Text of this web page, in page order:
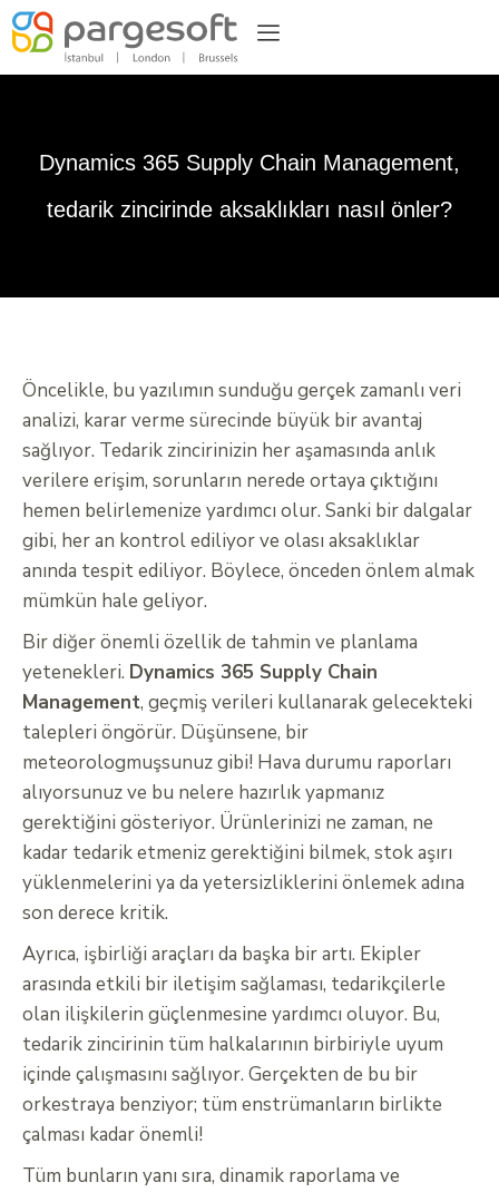
Dynamics 365 Supply Chain Management,
tedarik zincirinde aksaklıkları nasıl önler?
Öncelikle, bu yazılımın sunduğu gerçek zamanlı veri
analizi, karar verme sürecinde büyük bir avantaj
sağlıyor. Tedarik zincirinizin her aşamasında anlık
verilere erişim, sorunların nerede ortaya çıktığını
hemen belirlemenize yardımcı olur. Sanki bir dalgalar
gibi, her an kontrol ediliyor ve olası aksaklıklar
anında tespit ediliyor. Böylece, önceden önlem almak
mümkün hale geliyor.
Bir diğer önemli özellik de tahmin ve planlama
yetenekleri. Dynamics 365 Supply Chain
Management, geçmiş verileri kullanarak gelecekteki
talepleri öngörür. Düşünsene, bir
meteorologmuşsunuz gibi! Hava durumu raporları
alıyorsunuz ve bu nelere hazırlık yapmanız
gerektiğini gösteriyor. Ürünlerinizi ne zaman, ne
kadar tedarik etmeniz gerektiğini bilmek, stok aşırı
yüklenmelerini ya da yetersizliklerini önlemek adına
son derece kritik.
Ayrıca, işbirliği araçları da başka bir artı. Ekipler
arasında etkili bir iletişim sağlaması, tedarikçilerle
olan ilişkilerin güçlenmesine yardımcı oluyor. Bu,
tedarik zincirinin tüm halkalarının birbiriyle uyum
içinde çalışmasını sağlıyor. Gerçekten de bu bir
orkestraya benziyor; tüm enstrümanların birlikte
çalması kadar önemli!
Tüm bunların yanı sıra, dinamik raporlama ve